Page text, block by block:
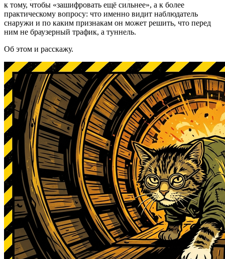
к тому, чтобы «зашифровать ещё сильнее», а к более
практическому вопросу: что именно видит наблюдатель
снаружи и по каким признакам он может решить, что перед
ним не браузерный трафик, а туннель.
Об этом и расскажу.